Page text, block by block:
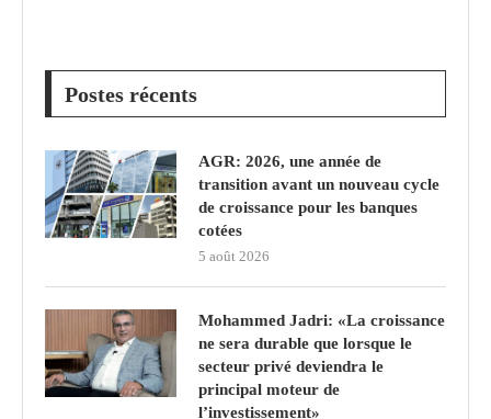
Postes récents
AGR: 2026, une année de
transition avant un nouveau cycle
de croissance pour les banques
cotées
5 août 2026
Mohammed Jadri: «La croissance
ne sera durable que lorsque le
secteur privé deviendra le
principal moteur de
l’investissement»